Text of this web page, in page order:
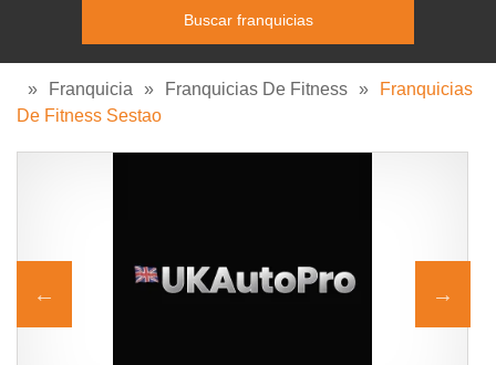
» Franquicia » Franquicias De Fitness »
Franquicias
De Fitness Sestao